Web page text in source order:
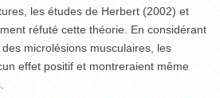
les études de Herbert (2002) et
réfuté cette théorie. En considérant
microlésions musculaires, les
effet positif et montreraient même